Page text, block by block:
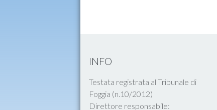
INFO
Testata registrata al Tribunale di
Foggia (n.10/2012)
Direttore responsabile: